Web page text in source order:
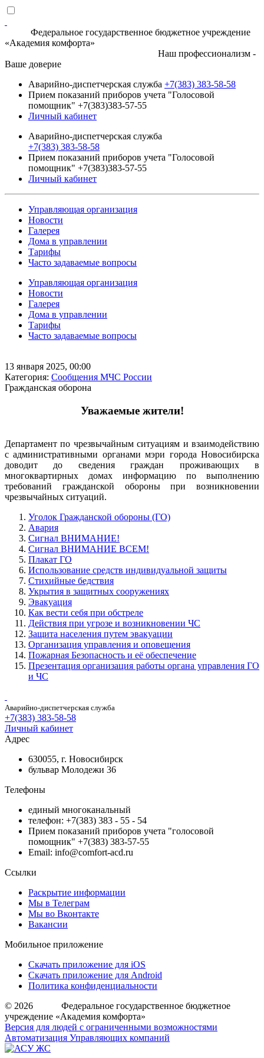
Федеральное государственное бюджетное учреждение
«Академия комфорта»
Наш профессионализм -
Ваше доверие
Аварийно-диспетчерская служба +7(383) 383-58-58
Прием показаний приборов учета "Голосовой
помощник" +7(383)383-57-55
Личный кабинет
Аварийно-диспетчерская служба
+7(383) 383-58-58
Прием показаний приборов учета "Голосовой
помощник" +7(383)383-57-55
Личный кабинет
Управляющая организация
Новости
Галерея
Дома в управлении
Тарифы
Часто задаваемые вопросы
Управляющая организация
Новости
Галерея
Дома в управлении
Тарифы
Часто задаваемые вопросы
13 января 2025, 00:00
Категория: Сообщения МЧС России
Гражданская оборона
Уважаемые жители!
Департамент по чрезвычайным ситуациям и взаимодействию
с административными органами мэри города Новосибирска
доводит до сведения граждан проживающих в
многоквартирных домах информацию по выполнению
требований гражданской обороны при возникновении
чрезвычайных ситуаций.
Уголок Гражданской обороны (ГО)
Авария
Сигнал ВНИМАНИЕ!
Сигнал ВНИМАНИЕ ВСЕМ!
Плакат ГО
Использование средств индивидуальной защиты
Стихийные бедствия
Укрытия в защитных сооружениях
Эвакуация
Как вести себя при обстреле
Действия при угрозе и возникновении ЧС
Защита населения путем эвакуации
Организация управления и оповещения
Пожарная Безопасность и её обеспечение
Презентация организация работы органа управления ГО
и ЧС
Аварийно-диспетчерская служба
+7(383) 383-58-58
Личный кабинет
Адрес
630055, г. Новосибирск
бульвар Молодежи 36
Телефоны
единый многоканальный
телефон: +7(383) 383 - 55 - 54
Прием показаний приборов учета "голосовой
помощник" +7(383) 383-57-55
Email: info@comfort-acd.ru
Ссылки
Раскрытие информации
Мы в Телеграм
Мы во Вконтакте
Вакансии
Мобильное приложение
Скачать приложение для iOS
Скачать приложение для Android
Политика конфиденциальности
© 2026 Федеральное государственное бюджетное
учреждение «Академия комфорта»
Версия для людей с ограниченными возможностями
Автоматизация Управляющих компаний